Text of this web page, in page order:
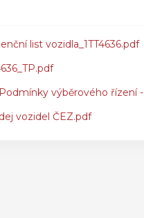
list vozidla_1TT4636.pdf
výběrového řízení -
vozidel ČEZ.pdf